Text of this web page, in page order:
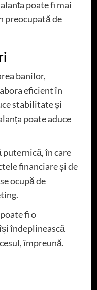
poate fi mai
preocupată de
banilor,
eficient în
stabilitate și
poate aduce
puternică, în care
financiare și de
ocupă de
fi o
îndeplinească
împreună.